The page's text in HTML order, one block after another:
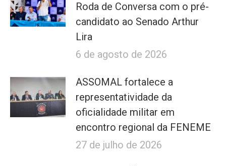
Roda de Conversa com o pré-
candidato ao Senado Arthur
Lira
6 de agosto de 2026
ASSOMAL fortalece a
representatividade da
oficialidade militar em
encontro regional da FENEME
27 de julho de 2026